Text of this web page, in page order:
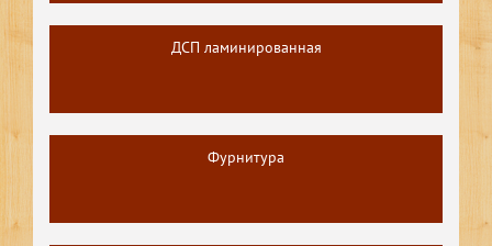
ДСП ламинированная
Фурнитура